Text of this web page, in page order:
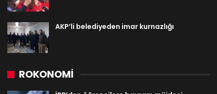
AKP’li belediyeden imar kurnazlığı
ROKONOMİ